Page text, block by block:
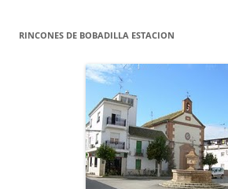
RINCONES DE BOBADILLA ESTACION